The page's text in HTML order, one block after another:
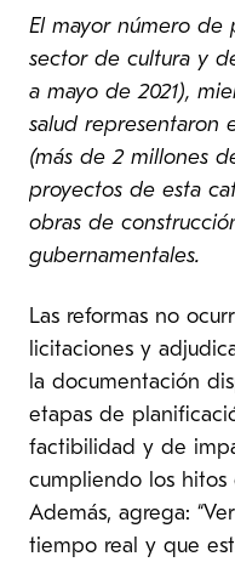
El mayor número de
sector de cultura y
a mayo de 2021),
salud representaron
(más de 2 millones
proyectos de esta
obras de
gubernamentales.
Las reformas no
licitaciones y
la documentación
etapas de
factibilidad y de
cumpliendo los hitos
Además, agrega:
tiempo real y que